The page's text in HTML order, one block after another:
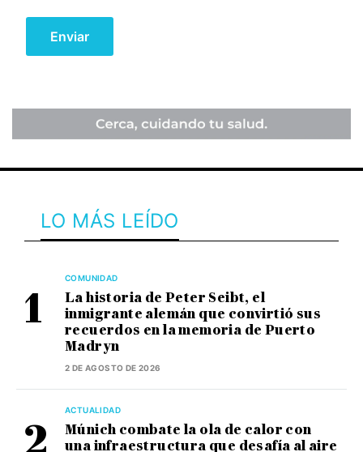
LO MÁS LEÍDO
COMUNIDAD
La historia de Peter Seibt, el
inmigrante alemán que convirtió sus
recuerdos en la memoria de Puerto
Madryn
2 DE AGOSTO DE 2026
ACTUALIDAD
Múnich combate la ola de calor con
una infraestructura que desafía al aire